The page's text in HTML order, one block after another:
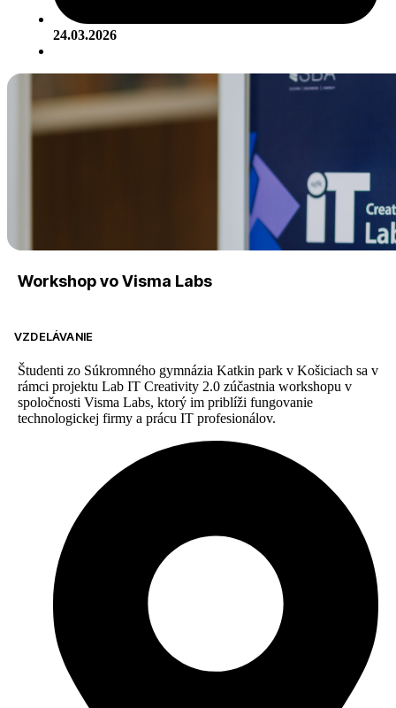
24.03.2026
Workshop vo Visma Labs
VZDELÁVANIE
Študenti zo Súkromného gymnázia Katkin park v Košiciach sa v
rámci projektu Lab IT Creativity 2.0 zúčastnia workshopu v
spoločnosti Visma Labs, ktorý im priblíži fungovanie
technologickej firmy a prácu IT profesionálov.